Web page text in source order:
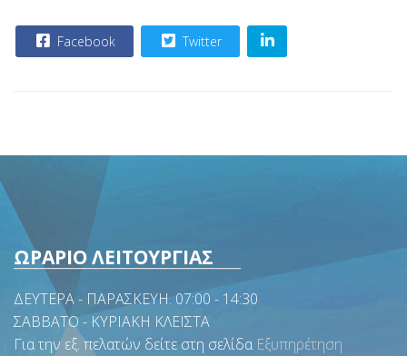
Facebook Twitter
ΩΡΑΡΙΟ ΛΕΙΤΟΥΡΓΙΑΣ
ΔΕΥΤΕΡΑ - ΠΑΡΑΣΚΕΥΗ. 07:00 - 14:30
ΣΑΒΒΑΤΟ - ΚΥΡΙΑΚΗ ΚΛΕΙΣΤΑ
Για την εξ. πελατών δείτε στη σελίδα Εξυπηρέτηση